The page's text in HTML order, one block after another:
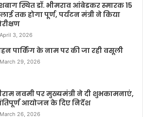
स्थित डॉ. भीमराव आंबेडकर स्मारक 15
तक होगा पूर्ण, पर्यटन मंत्री ने किया
April 3, 2026
पार्किंग के नाम पर की जा रही वसूली
March 29, 2026
नवमी पर मुख्यमंत्री ने दी शुभकामनाएं,
आयोजन के दिए निर्देश
March 26, 2026